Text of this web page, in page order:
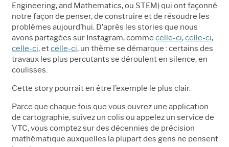
Engineering, and Mathematics, ou STEM) qui ont façonné
notre façon de penser, de construire et de résoudre les
problèmes aujourd’hui. D’après les stories que nous
avons partagées sur Instagram, comme celle-ci,celle-ci,
celle-ci, etcelle-ci, un thème se démarque : certains des
travaux les plus percutants se déroulent en silence, en
coulisses.
Cette story pourrait en être l’exemple le plus clair.
Parce que chaque fois que vous ouvrez une application
de cartographie, suivez un colis ou appelez un service de
VTC, vous comptez sur des décennies de précision
mathématique auxquelles la plupart des gens ne pensent